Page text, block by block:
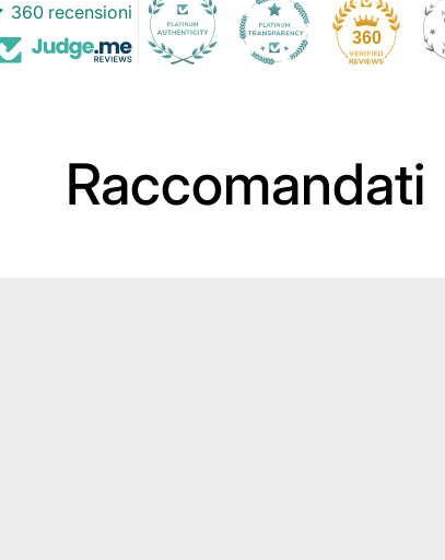
360 recensioni
360
Raccomandati